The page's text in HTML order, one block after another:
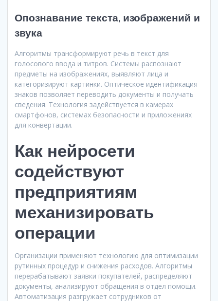
Опознавание текста, изображений и
звука
Алгоритмы трансформируют речь в текст для
голосового ввода и титров. Системы распознают
предметы на изображениях, выявляют лица и
категоризируют картинки. Оптическое идентификация
знаков позволяет переводить документы и получать
сведения. Технология задействуется в камерах
смартфонов, системах безопасности и приложениях
для конвертации.
Как нейросети
содействуют
предприятиям
механизировать
операции
Организации применяют технологию для оптимизации
рутинных процедур и снижения расходов. Алгоритмы
перерабатывают заявки покупателей, распределяют
документы, анализируют обращения в отдел помощи.
Автоматизация разгружает сотрудников от